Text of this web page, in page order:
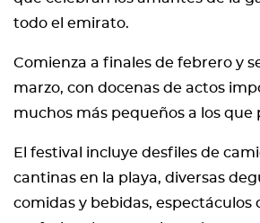
todo el emirato.
Comienza a finales de febrero y
marzo, con docenas de actos
muchos más pequeños a los que
El festival incluye desfiles de
cantinas en la playa, diversas
comidas y bebidas, espectáculos